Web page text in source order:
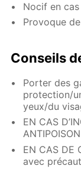
Nocif en
Provoque
Conseils
Porter des
protection/
yeux/du
EN CAS
EN CAS DE
avec